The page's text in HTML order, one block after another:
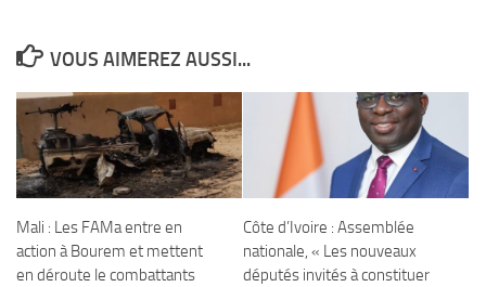
VOUS AIMEREZ AUSSI...
Mali : Les FAMa entre en
action à Bourem et mettent
en déroute le combattants
Côte d’Ivoire : Assemblée
nationale, « Les nouveaux
députés invités à constituer